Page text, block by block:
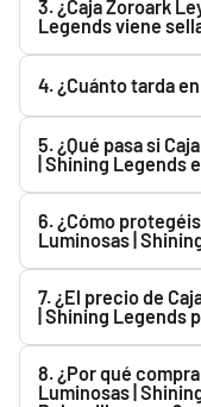
un producto oficial y
productos nuevos y
nuestros
3. ¿Caja Zoroark
Legends viene
precintados de
distribuya
Luminosas | Shining
4. ¿Cuánto tarda
estimado de entrega
5. ¿Qué pasa si
| Shining Legends
enviaremos un
6. ¿Cómo
Luminosas |
utilizamos material
Zoroark Leyendas
transporte.
7. ¿El precio de
| Shining Legends
Legends puede
8. ¿Por qué
Luminosas |